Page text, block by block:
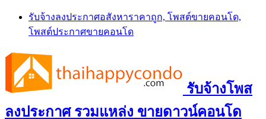
Skip
content
รับจ้างลงประกาศอสังหาราคาถูก, โพสต์ขายคอนโด,
โพสต์ประกาศขายคอนโด
รับจ้างโพส
ลงประกาศ รวมแหล่ง ขายดาวน์คอนโด